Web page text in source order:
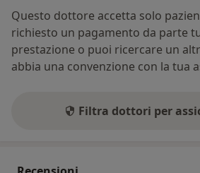
Questo dottore accetta solo
richiesto un pagamento da parte
prestazione o puoi ricercare un
abbia una convenzione con la tua
Filtra dottori per